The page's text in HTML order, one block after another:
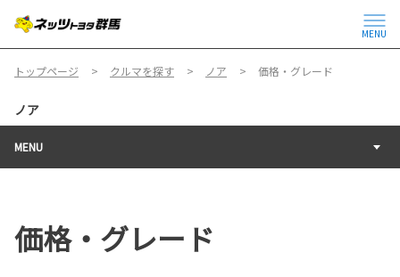
MENU
トップページ クルマを探す ノア 価格・グレード
ノア
MENU
価格・グレード